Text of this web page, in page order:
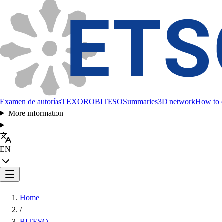
Examen de autoríasTEXOROBITESOSummaries3D networkHow to
More information
EN
Home
/